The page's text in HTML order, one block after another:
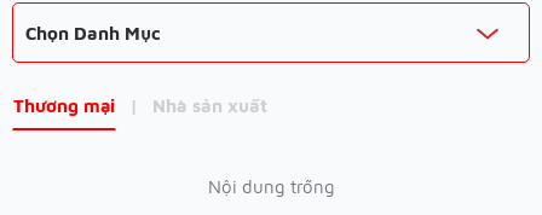
Chọn Danh Mục
Thương mại | Nhà sản xuất
Nội dung trống